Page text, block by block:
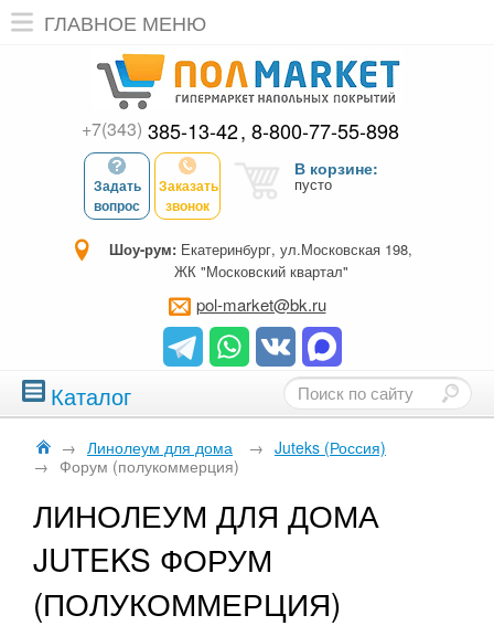
ГЛАВНОЕ МЕНЮ
+7(343) 385-13-42 8-800-77-55-898
Задать
вопрос
Заказать
звонок
В корзине:
пусто
Шоу-рум: Екатеринбург, ул.Московская 198,
ЖК "Московский квартал"
pol-market@bk.ru
Каталог
→ Линолеум для дома → Juteks (Россия)
→ Форум (полукоммерция)
ЛИНОЛЕУМ ДЛЯ ДОМА
JUTEKS ФОРУМ
(ПОЛУКОММЕРЦИЯ)